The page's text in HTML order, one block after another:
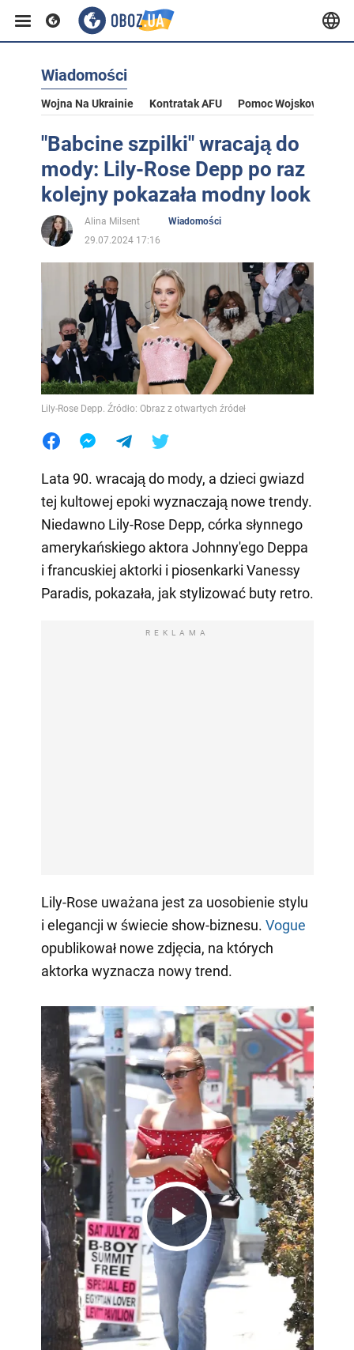
Wiadomości
Wojna Na Ukrainie Kontratak AFU Pomoc Wojskowa Dla
"Babcine szpilki" wracają do
mody: Lily-Rose Depp po raz
kolejny pokazała modny look
Alina Milsent
Wiadomości
29.07.2024 17:16
Lily-Rose Depp. Źródło: Obraz z otwartych źródeł
Lata 90. wracają do mody, a dzieci gwiazd
tej kultowej epoki wyznaczają nowe trendy.
Niedawno Lily-Rose Depp, córka słynnego
amerykańskiego aktora Johnny'ego Deppa
i francuskiej aktorki i piosenkarki Vanessy
Paradis, pokazała, jak stylizować buty retro.
REKLAMA
Lily-Rose uważana jest za uosobienie stylu
i elegancji w świecie show-biznesu. Vogue
opublikował nowe zdjęcia, na których
aktorka wyznacza nowy trend.
Play
Video